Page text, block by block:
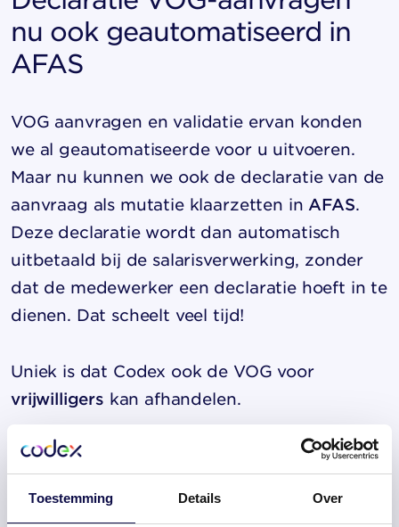
Toestemming Details Over
nu ook geautomatiseerd in
AFAS
VOG aanvragen en validatie ervan konden
we al geautomatiseerde voor u uitvoeren.
Maar nu kunnen we ook de declaratie van de
aanvraag als mutatie klaarzetten in AFAS.
Deze declaratie wordt dan automatisch
uitbetaald bij de salarisverwerking, zonder
dat de medewerker een declaratie hoeft in te
dienen. Dat scheelt veel tijd!
Uniek is dat Codex ook de VOG voor
vrijwilligers kan afhandelen.
Meer weten over het automatiseren van het